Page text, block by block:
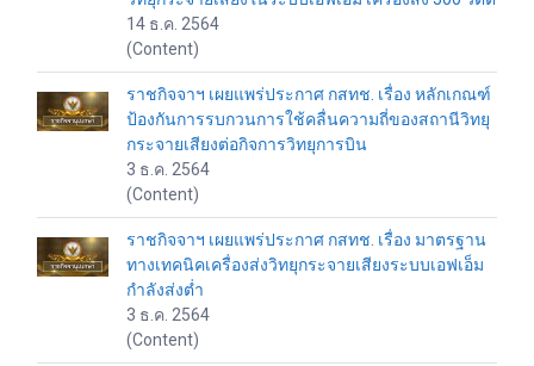
14 ธ.ค. 2564
(Content)
ราชกิจจาฯ เผยแพร่ประกาศ กสทช. เรื่อง หลักเกณฑ์
ป้องกันการรบกวนการใช้คลื่นความถี่ของสถานีวิทยุ
กระจายเสียงต่อกิจการวิทยุการบิน
3 ธ.ค. 2564
(Content)
ราชกิจจาฯ เผยแพร่ประกาศ กสทช. เรื่อง มาตรฐาน
ทางเทคนิคเครื่องส่งวิทยุกระจายเสียงระบบเอฟเอ็ม
กำลังส่งต่ำ
3 ธ.ค. 2564
(Content)